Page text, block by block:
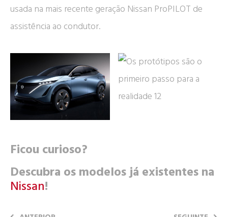
usada na mais recente geração Nissan ProPILOT de
assistência ao condutor.
Ficou curioso?
Descubra os modelos já existentes na
Nissan!